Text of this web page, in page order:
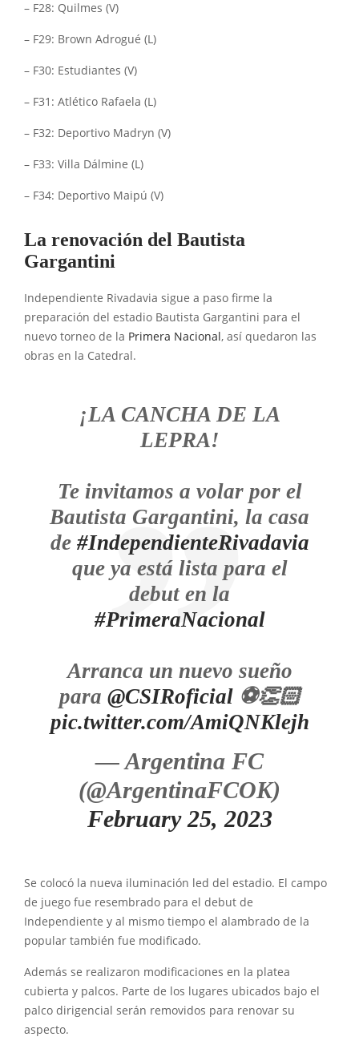
– F28: Quilmes (V)
– F29: Brown Adrogué (L)
– F30: Estudiantes (V)
– F31: Atlético Rafaela (L)
– F32: Deportivo Madryn (V)
– F33: Villa Dálmine (L)
– F34: Deportivo Maipú (V)
La renovación del Bautista
Gargantini
Independiente Rivadavia sigue a paso firme la
preparación del estadio Bautista Gargantini para el
nuevo torneo de la Primera Nacional, así quedaron las
obras en la Catedral.
¡LA CANCHA DE LA
LEPRA!
Te invitamos a volar por el
Bautista Gargantini, la casa
de #IndependienteRivadavia
que ya está lista para el
debut en la
#PrimeraNacional
Arranca un nuevo sueño
para @CSIRoficial⚽️👏🏻
pic.twitter.com/AmiQNKlejh
— Argentina FC
(@ArgentinaFCOK)
February 25, 2023
Se colocó la nueva iluminación led del estadio. El campo
de juego fue resembrado para el debut de
Independiente y al mismo tiempo el alambrado de la
popular también fue modificado.
Además se realizaron modificaciones en la platea
cubierta y palcos. Parte de los lugares ubicados bajo el
palco dirigencial serán removidos para renovar su
aspecto.